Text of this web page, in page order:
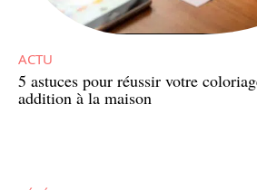
ACTU
5 astuces pour réussir votre
addition à la maison